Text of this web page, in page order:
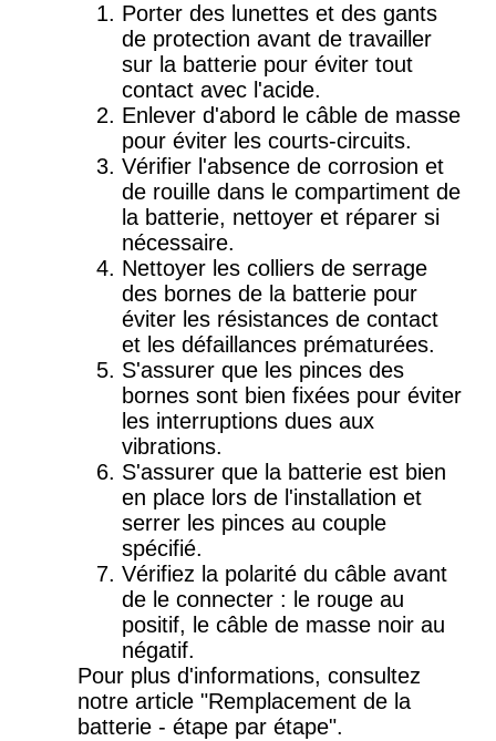
Porter des lunettes et des gants
de protection avant de travailler
sur la batterie pour éviter tout
contact avec l'acide.
Enlever d'abord le câble de masse
pour éviter les courts-circuits.
Vérifier l'absence de corrosion et
de rouille dans le compartiment de
la batterie, nettoyer et réparer si
nécessaire.
Nettoyer les colliers de serrage
des bornes de la batterie pour
éviter les résistances de contact
et les défaillances prématurées.
S'assurer que les pinces des
bornes sont bien fixées pour éviter
les interruptions dues aux
vibrations.
S'assurer que la batterie est bien
en place lors de l'installation et
serrer les pinces au couple
spécifié.
Vérifiez la polarité du câble avant
de le connecter : le rouge au
positif, le câble de masse noir au
négatif.
Pour plus d'informations, consultez
notre article "Remplacement de la
batterie - étape par étape".